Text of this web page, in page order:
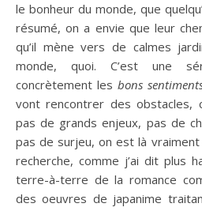
le bonheur du monde, que
résumé, on a envie que leur
qu’il mène vers de calmes
monde, quoi. C’est une
concrètement les bons
vont rencontrer des obstacles,
pas de grands enjeux, pas de
pas de surjeu, on est là
recherche, comme j’ai dit plus
terre-à-terre de la romance
des oeuvres de japanime